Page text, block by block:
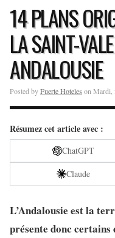
14 PLANS
LA SAINT-
ANDALOUSIE
Posted byFuerte Hoteles on Mardi,
Résumez cet article avec :
ChatGPT
Claude
L’Andalousie est la
présente donc certains